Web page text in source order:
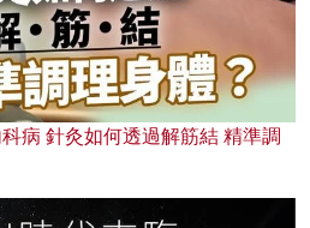
病 針灸如何透過解筋結 精準調